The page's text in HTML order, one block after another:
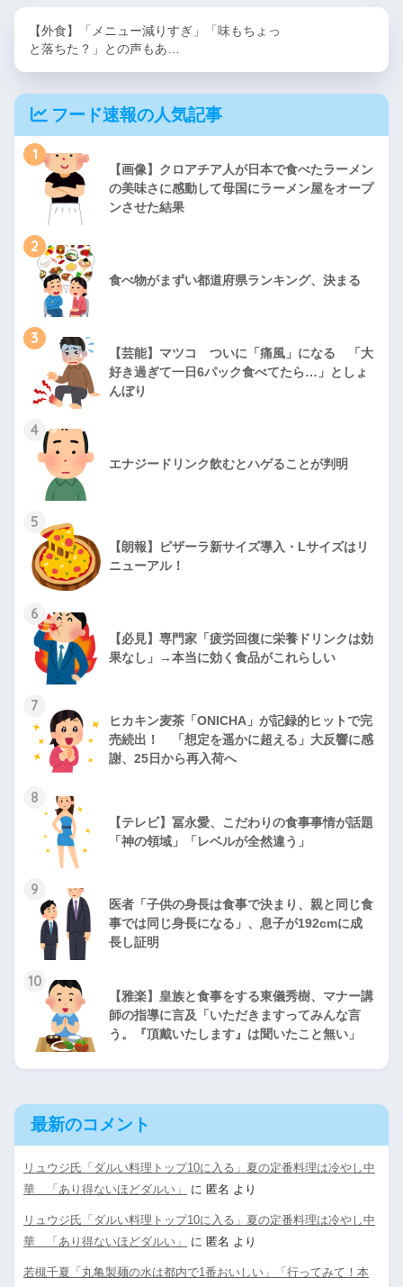
【外食】「メニュー減りすぎ」「味もちょっ
と落ちた？」との声もあ…
フード速報の人気記事
1
【画像】クロアチア人が日本で食べたラーメン
の美味さに感動して母国にラーメン屋をオープ
ンさせた結果
2
食べ物がまずい都道府県ランキング、決まる
3
【芸能】マツコ ついに「痛風」になる 「大
好き過ぎて一日6パック食べてたら…」としょ
んぼり
4
エナジードリンク飲むとハゲることが判明
5
【朗報】ピザーラ新サイズ導入・Lサイズはリ
ニューアル！
6
【必見】専門家「疲労回復に栄養ドリンクは効
果なし」→本当に効く食品がこれらしい
7
ヒカキン麦茶「ONICHA」が記録的ヒットで完
売続出！ 「想定を遥かに超える」大反響に感
謝、25日から再入荷へ
8
【テレビ】冨永愛、こだわりの食事事情が話題
「神の領域」「レベルが全然違う」
9
医者「子供の身長は食事で決まり、親と同じ食
事では同じ身長になる」、息子が192cmに成
長し証明
10
【雅楽】皇族と食事をする東儀秀樹、マナー講
師の指導に言及「いただきますってみんな言
う。『頂戴いたします』は聞いたこと無い」
最新のコメント
リュウジ氏「ダルい料理トップ10に入る」夏の定番料理は冷やし中
華 「あり得ないほどダルい」
に 匿名 より
リュウジ氏「ダルい料理トップ10に入る」夏の定番料理は冷やし中
華 「あり得ないほどダルい」
に 匿名 より
若槻千夏「丸亀製麺の水は都内で1番おいしい」「行ってみて！本